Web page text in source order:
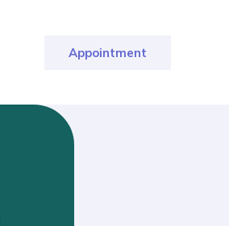
Appointment